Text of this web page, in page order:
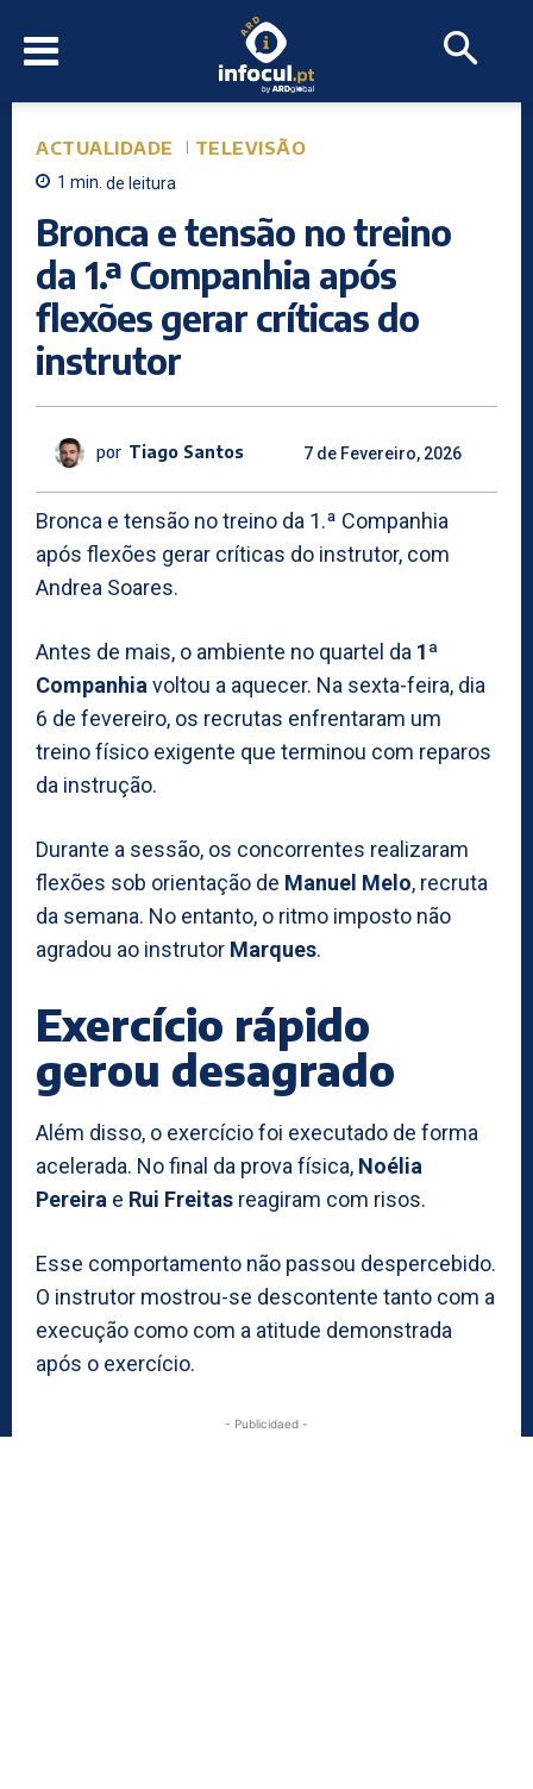
ACTUALIDADE TELEVISÃO
1 min. de leitura
Bronca e tensão no treino
da 1.ª Companhia após
flexões gerar críticas do
instrutor
por Tiago Santos 7 de Fevereiro, 2026
Bronca e tensão no treino da 1.ª Companhia
após flexões gerar críticas do instrutor, com
Andrea Soares.
Antes de mais, o ambiente no quartel da 1ª
Companhia voltou a aquecer. Na sexta-feira, dia
6 de fevereiro, os recrutas enfrentaram um
treino físico exigente que terminou com reparos
da instrução.
Durante a sessão, os concorrentes realizaram
flexões sob orientação de Manuel Melo, recruta
da semana. No entanto, o ritmo imposto não
agradou ao instrutor Marques.
Exercício rápido
gerou desagrado
Além disso, o exercício foi executado de forma
acelerada. No final da prova física, Noélia
Pereira e Rui Freitas reagiram com risos.
Esse comportamento não passou despercebido.
O instrutor mostrou-se descontente tanto com a
execução como com a atitude demonstrada
após o exercício.
- Publicidaed -